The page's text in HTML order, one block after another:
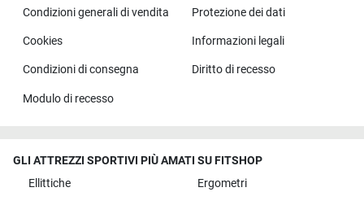
Condizioni generali di vendita
Protezione dei dati
Cookies Informazioni legali
Condizioni di consegna Diritto di recesso
Modulo di recesso
GLI ATTREZZI SPORTIVI PIÙ AMATI SU FITSHOP
Ellittiche
Ergometri